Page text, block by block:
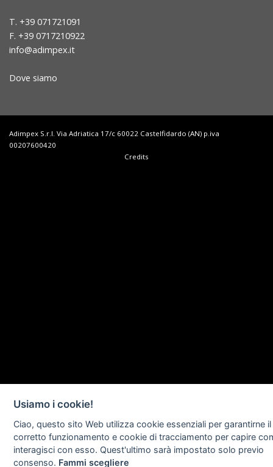
T. +39 071721091
F. +39 0717210922
info@adimpex.it
Dove siamo
Adimpex S.r.l. Via Adriatica 17/c 60022 Castelfidardo (AN) p.iva
00207600420
Credits
Usiamo i cookie!
Ciao, questo sito Web utilizza cookie essenziali per garantirne il
corretto funzionamento e cookie di tracciamento per capire
interagisci con esso. Quest'ultimo sarà impostato solo previo
consenso. Fammi scegliere